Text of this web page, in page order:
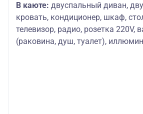
В каюте: двуспальный диван,
кровать, кондиционер, шкаф,
телевизор, радио, розетка 220V,
(раковина, душ, туалет),